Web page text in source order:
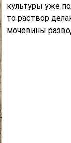
культуры уже
то раствор
мочевины